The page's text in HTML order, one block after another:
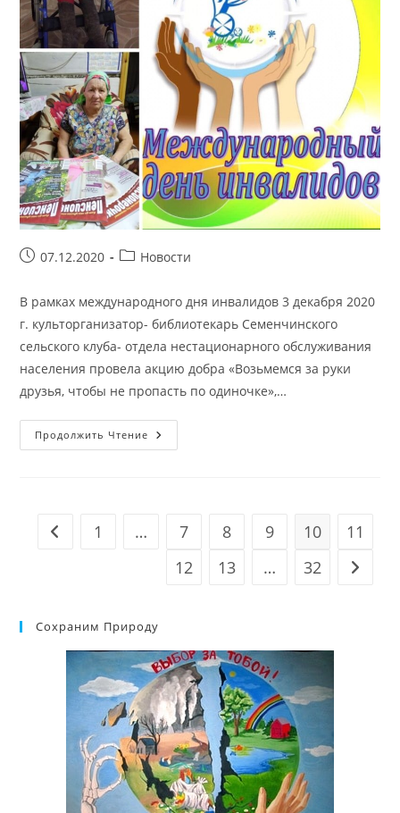
Запись07.12.2020
Рубрика
Новости
В рамках международного дня инвалидов 3 декабря 2020
г. культорганизатор- библиотекарь Семенчинского
сельского клуба- отдела нестационарного обслуживания
населения провела акцию добра «Возьмемся за руки
друзья, чтобы не пропасть по одиночке»,…
Продолжить Чтение Акция
Добра
Пропасть
Одиночке»
Перейти на предыдущую страницу
1 … 7 8 9 10
11
12
13 … 32
Сохраним Природу